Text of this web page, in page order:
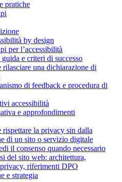
pratiche
by design
per l’accessibilità
e criteri di successo
rilasciare una dichiarazione di
di feedback e procedura di
accessibilità
e approfondimenti
rispettare la privacy sin dalla
di un sito o servizio digitale
il consenso quando necessario
del sito web: architettura,
riferimenti DPO
e strategia